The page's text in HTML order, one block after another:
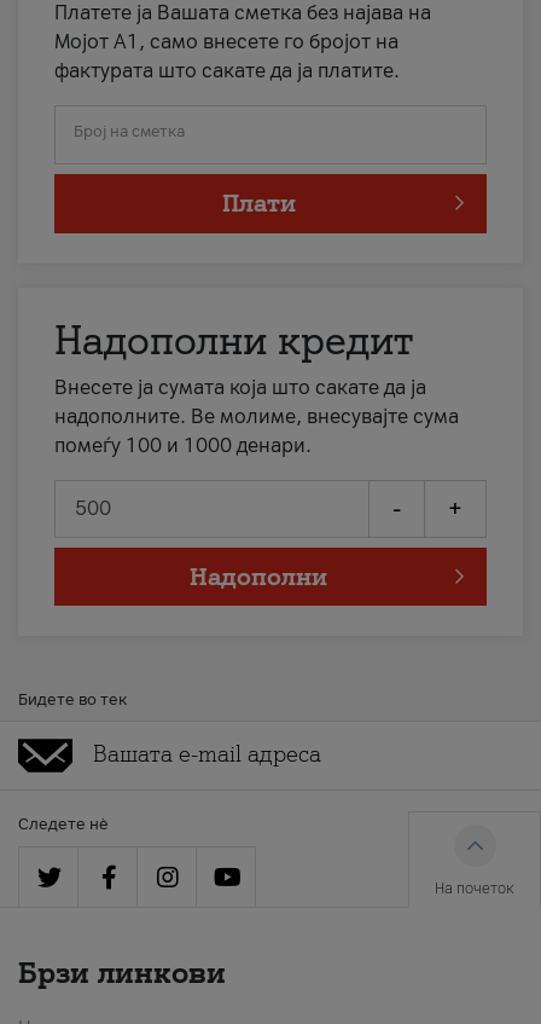
Платете ја Вашата сметка без најава на
Мојот А1, само внесете го бројот на
фактурата што сакате да ја платите.
Број на сметка
Плати
Надополни кредит
Внесете ја сумата која што сакате да ја
надополните. Ве молиме, внесувајте сума
помеѓу 100 и 1000 денари.
- +
Надополни
Бидете во тек
Следете нè
На почеток
Брзи линкови